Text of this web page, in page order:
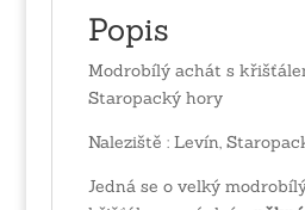
Popis
Modrobílý achát s
Staropacký hory
Naleziště : Levín,
Jedná se o velký